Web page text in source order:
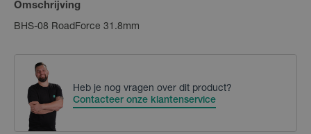
Omschrijving
BHS-08 RoadForce 31.8mm
Heb je nog vragen over dit product?
Contacteer onze klantenservice